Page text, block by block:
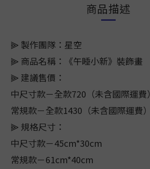
商品描述
⫸ 製作團隊：星空
⫸ 商品名稱：《午睡小新》裝飾畫
⫸ 建議售價：
中尺寸款－全款720（未含國際運費）
常規款－全款1430（未含國際運費）
⫸ 規格尺寸：
中尺寸款－45cm*30cm
常規款－61cm*40cm